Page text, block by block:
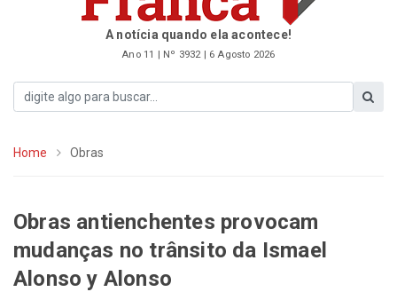
A notícia quando ela acontece!
Ano 11 | Nº 3932 | 6 Agosto 2026
Home Obras
Obras antienchentes provocam
mudanças no trânsito da Ismael
Alonso y Alonso